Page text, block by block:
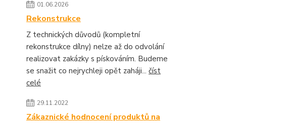
01.06.2026
Rekonstrukce
Z technických důvodů (kompletní
rekonstrukce dílny) nelze až do odvolání
realizovat zakázky s pískováním. Budeme
se snažit co nejrychleji opět zaháji... číst
celé
29.11.2022
Zákaznické hodnocení produktů na